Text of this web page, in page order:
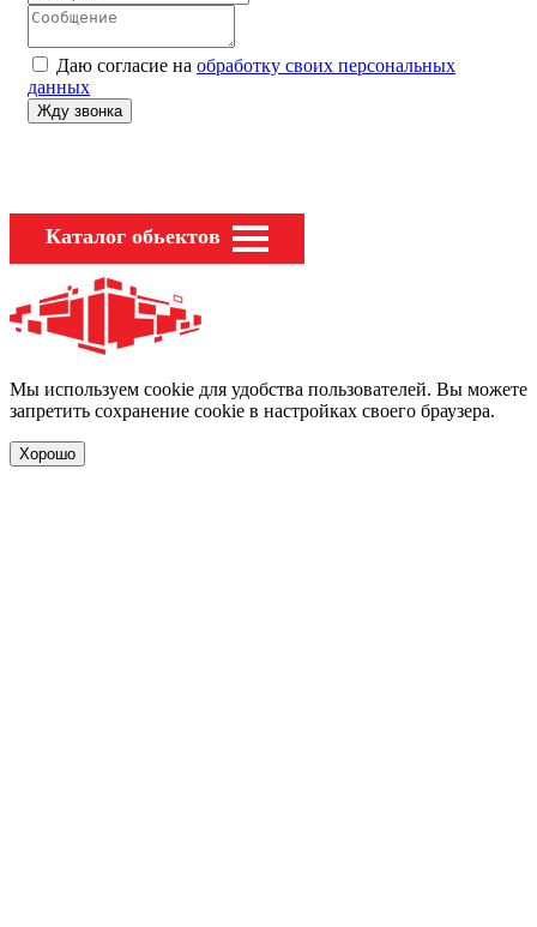
Даю согласие на обработку своих персональных
данных
Каталог обьектов
Мы используем cookie для удобства пользователей. Вы можете
запретить сохранение cookie в настройках своего браузера.
Хорошо